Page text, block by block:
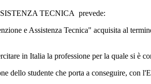
TECNICA prevede:
e Assistenza Tecnica" acquisita al
in Italia la professione per la quale si è
dello studente che porta a conseguire, con